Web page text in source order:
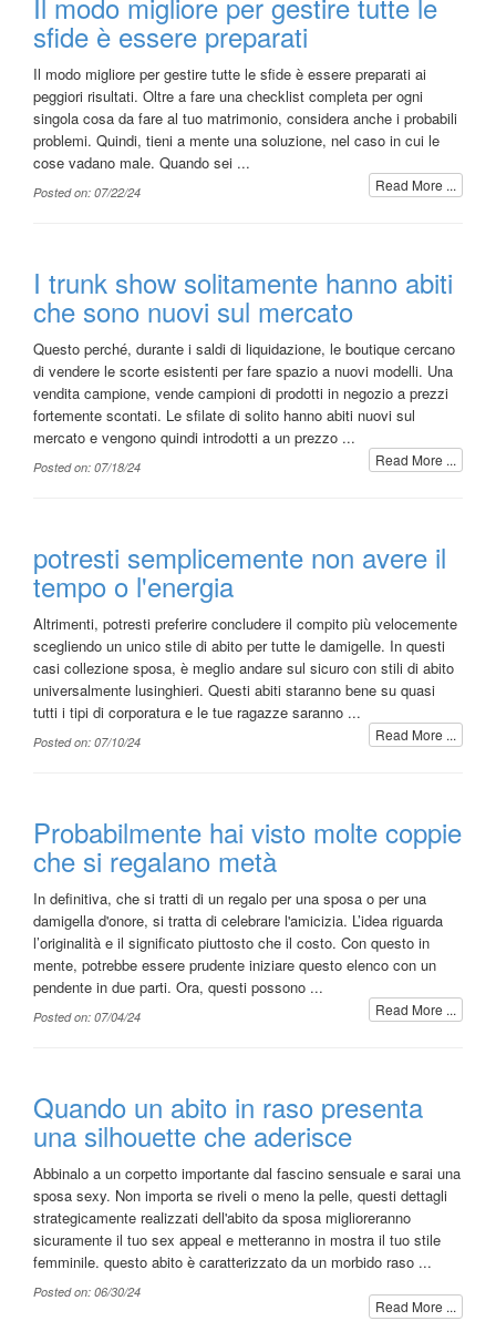
sfide è essere preparati
Il modo migliore per gestire tutte le sfide è essere preparati ai
peggiori risultati. Oltre a fare una checklist completa per ogni
singola cosa da fare al tuo matrimonio, considera anche i probabili
problemi. Quindi, tieni a mente una soluzione, nel caso in cui le
cose vadano male. Quando sei ...
Read More ...
Posted on: 07/22/24
I trunk show solitamente hanno abiti
che sono nuovi sul mercato
Questo perché, durante i saldi di liquidazione, le boutique cercano
di vendere le scorte esistenti per fare spazio a nuovi modelli. Una
vendita campione, vende campioni di prodotti in negozio a prezzi
fortemente scontati. Le sfilate di solito hanno abiti nuovi sul
mercato e vengono quindi introdotti a un prezzo ...
Read More ...
Posted on: 07/18/24
potresti semplicemente non avere il
tempo o l'energia
Altrimenti, potresti preferire concludere il compito più velocemente
scegliendo un unico stile di abito per tutte le damigelle. In questi
casi collezione sposa, è meglio andare sul sicuro con stili di abito
universalmente lusinghieri. Questi abiti staranno bene su quasi
tutti i tipi di corporatura e le tue ragazze saranno ...
Read More ...
Posted on: 07/10/24
Probabilmente hai visto molte coppie
che si regalano metà
In definitiva, che si tratti di un regalo per una sposa o per una
damigella d'onore, si tratta di celebrare l'amicizia. L’idea riguarda
l’originalità e il significato piuttosto che il costo. Con questo in
mente, potrebbe essere prudente iniziare questo elenco con un
pendente in due parti. Ora, questi possono ...
Read More ...
Posted on: 07/04/24
Quando un abito in raso presenta
una silhouette che aderisce
Abbinalo a un corpetto importante dal fascino sensuale e sarai una
sposa sexy. Non importa se riveli o meno la pelle, questi dettagli
strategicamente realizzati dell'abito da sposa miglioreranno
sicuramente il tuo sex appeal e metteranno in mostra il tuo stile
femminile. questo abito è caratterizzato da un morbido raso ...
Read More ...
Posted on: 06/30/24